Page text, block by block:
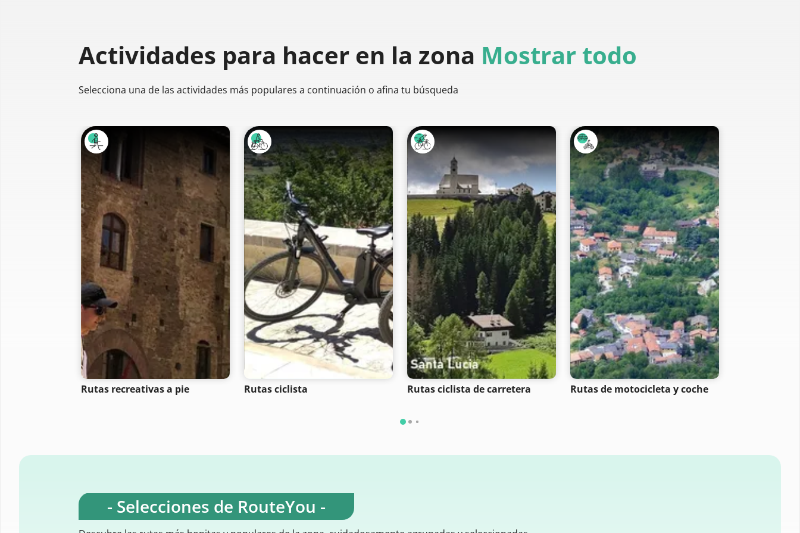
Actividades para hacer en la zona Mostrar todo
Selecciona una de las actividades más populares a continuación o afina tu búsqueda
Rutas recreativas a pie Rutas ciclista Rutas ciclista de carretera Rutas de motocicleta y coche
- Selecciones de RouteYou -